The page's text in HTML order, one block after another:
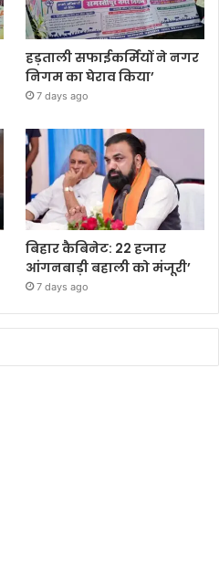
हड़ताली सफाईकर्मियों ने नगर
निगम का घेराव किया’
7 days ago
बिहार कैबिनेट: 22 हजार
आंगनबाड़ी बहाली को मंजूरी’
7 days ago